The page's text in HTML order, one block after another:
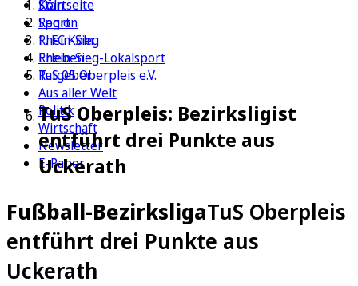
Köln
Sport
1. FC Köln
Erleben
Ratgeber
Aus aller Welt
Politik
Wirtschaft
Newsletter
E-Paper
Startseite
Region
Rhein-Sieg
Rhein-Sieg-Lokalsport
TuS 05 Oberpleis e.V.
TuS Oberpleis: Bezirksligist
entführt drei Punkte aus
Uckerath
Fußball-BezirksligaTuS Oberpleis
entführt drei Punkte aus
Uckerath